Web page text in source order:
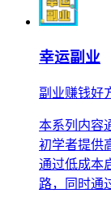
幸运副业
副业赚钱好
本系列内容
初学者提供
通过低成本
路，同时通